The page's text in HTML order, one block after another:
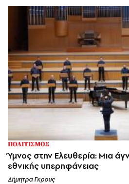
ΠΟΛΙΤΙΣΜΟΣ
Ύμνος στην Ελευθερία: Μια
εθνικής υπερηφάνειας
Δήμητρα Γκρους